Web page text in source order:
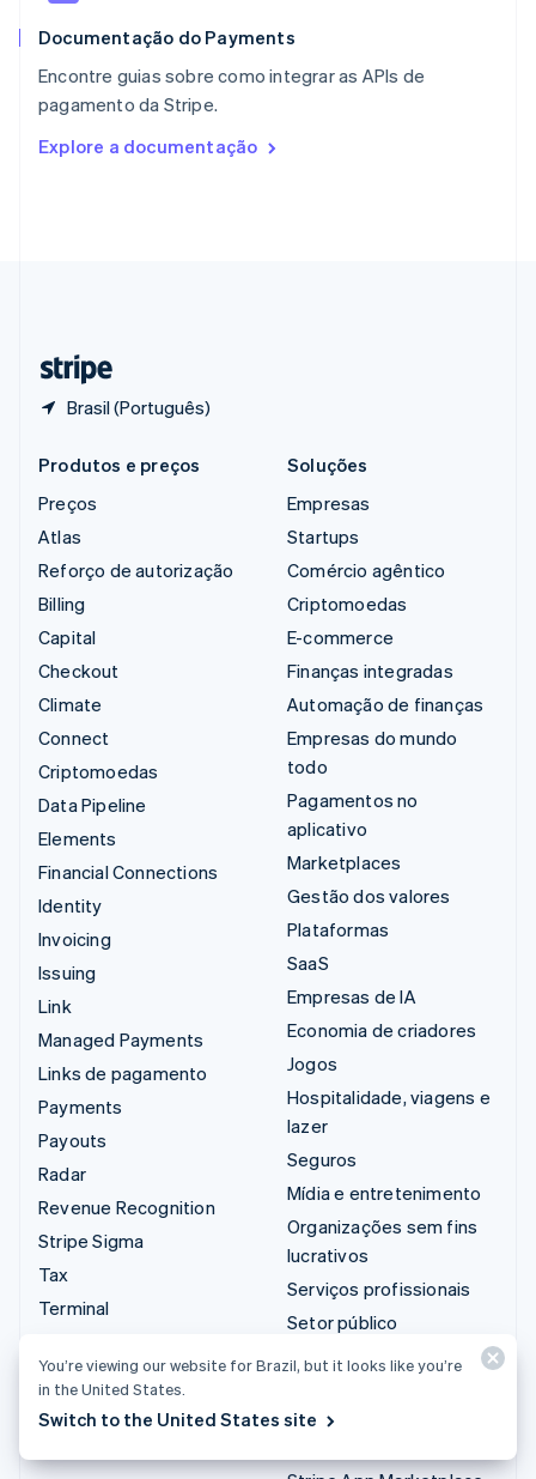
Documentação do Payments
Encontre guias sobre como integrar as APIs de
pagamento da Stripe.
Explore a documentação
Brasil (Português)
Reino Unido
República Tcheca
English
English
Produtos e preços
Preços
Atlas
Reforço de autorização
Billing
Capital
Checkout
Climate
Connect
Criptomoedas
Data Pipeline
Elements
Financial Connections
Identity
Invoicing
Issuing
Link
Managed Payments
Links de pagamento
Payments
Payouts
Radar
Revenue Recognition
Stripe Sigma
Tax
Terminal
Soluções
Empresas
Startups
Comércio agêntico
Criptomoedas
E-commerce
Finanças integradas
Automação de finanças
Empresas do mundo
todo
Pagamentos no
aplicativo
Marketplaces
Gestão dos valores
Plataformas
SaaS
Empresas de IA
Economia de criadores
Jogos
Hospitalidade, viagens e
lazer
Seguros
Mídia e entretenimento
Organizações sem fins
lucrativos
Serviços profissionais
Setor público
Varejo
Integrações e soluções
You’re viewing our website for Brazil, but it looks like you’re
in the United States.
Switch to the United States site